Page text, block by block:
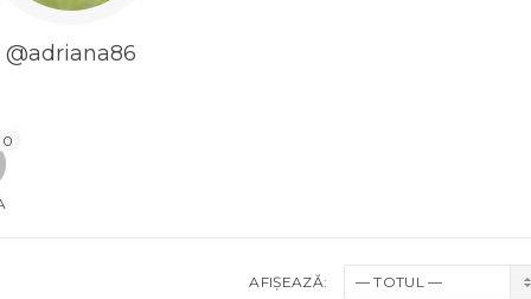
@adriana86
0
AFIȘEAZĂ: